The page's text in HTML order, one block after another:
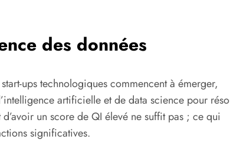
des données
ups technologiques commencent à émerger,
artificielle et de data science pour
un score de QI élevé ne suffit pas ; ce qui
significatives.